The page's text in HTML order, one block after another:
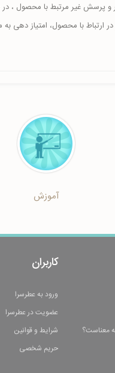
و پرسش غیر مرتبط با محصول ،
ارتباط با محصول، امتیاز دهی
آموزش
معناست؟
کاربران
ورود به عطرسرا
عضویت در عطرسرا
شرایط و قوانین
حریم شخصی